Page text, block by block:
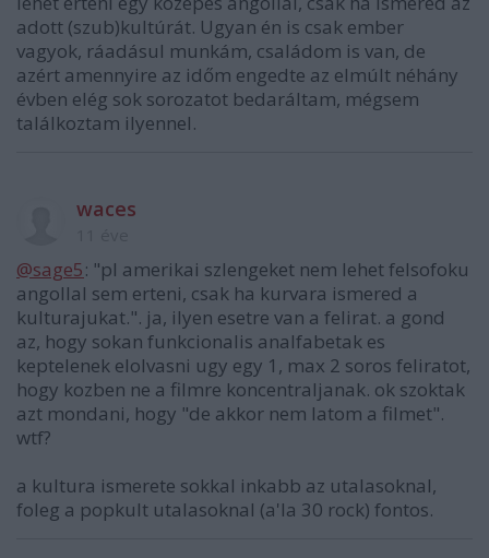
adott (szub)kultúrát. Ugyan én is csak ember
vagyok, ráadásul munkám, családom is van, de
azért amennyire az időm engedte az elmúlt néhány
évben elég sok sorozatot bedaráltam, mégsem
találkoztam ilyennel.
waces
@sage5: "pl amerikai szlengeket nem lehet felsofoku
angollal sem erteni, csak ha kurvara ismered a
kulturajukat.". ja, ilyen esetre van a felirat. a gond
az, hogy sokan funkcionalis analfabetak es
keptelenek elolvasni ugy egy 1, max 2 soros feliratot,
hogy kozben ne a filmre koncentraljanak. ok szoktak
azt mondani, hogy "de akkor nem latom a filmet".
wtf?
a kultura ismerete sokkal inkabb az utalasoknal,
foleg a popkult utalasoknal (a'la 30 rock) fontos.